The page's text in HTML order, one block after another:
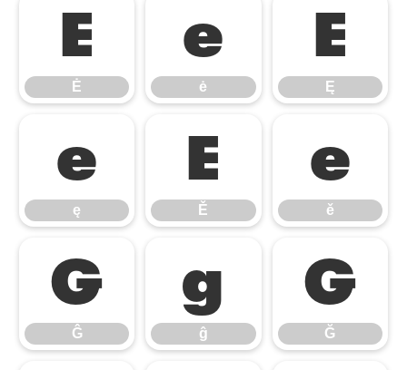
Ė
Ė
ė
ė
Ę
Ę
ę
ę
Ě
Ě
ě
ě
Ĝ
Ĝ
ĝ
ĝ
Ğ
Ğ